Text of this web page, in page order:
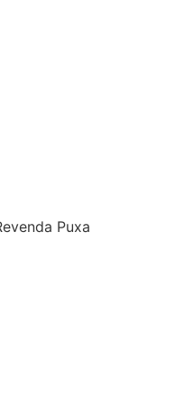
Puxa